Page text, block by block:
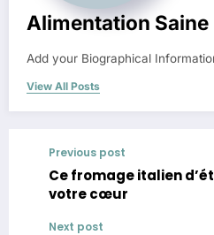
Alimentation Saine
Add your Biographical
View All Posts
Previous post
Ce fromage italien
votre cœur
Next post